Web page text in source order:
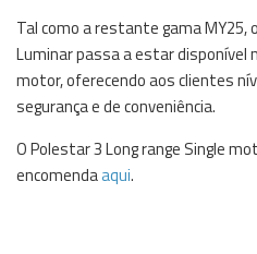
Tal como a restante gama MY25,
Luminar passa a estar disponível
motor, oferecendo aos clientes
segurança e de conveniência.
O Polestar 3 Long range Single
encomendaaqui.